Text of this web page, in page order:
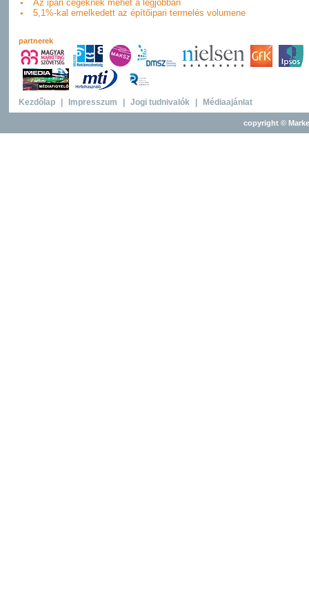
Az ipari cégeknek mehet a legjobban
5,1%-kal emelkedett az építőipari termelés volumene
partnerek
Kezdőlap Impresszum Jogi tudnivalók Médiaajánlat
copyright ©